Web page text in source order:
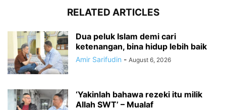
RELATED ARTICLES
Dua peluk Islam demi cari
ketenangan, bina hidup lebih baik
Amir Sarifudin - August 6, 2026
‘Yakinlah bahawa rezeki itu milik
Allah SWT’ – Mualaf